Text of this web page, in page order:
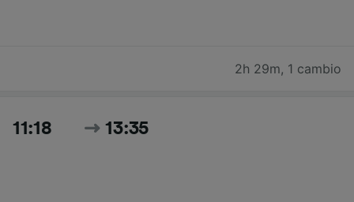
2h 29m, 1 cambio
11:18 13:35